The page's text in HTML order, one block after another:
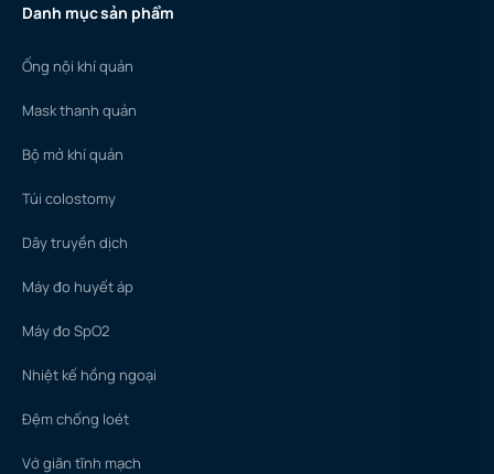
Danh mục sản phẩm
Ống nội khí quản
Mask thanh quản
Bộ mở khí quản
Túi colostomy
Dây truyền dịch
Máy đo huyết áp
Máy đo SpO2
Nhiệt kế hồng ngoại
Đệm chống loét
Vớ giãn tĩnh mạch